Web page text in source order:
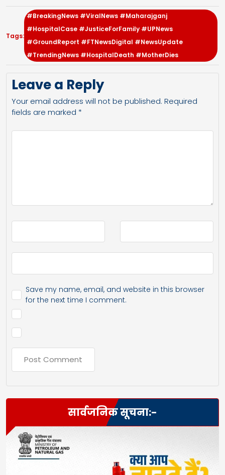
Tags:
#BreakingNews #ViralNews #Maharajganj
#HospitalCase #JusticeForFamily #UPNews
#GroundReport #FTNewsDigital #NewsUpdate
#TrendingNews #HospitalDeath #MotherDies
Leave a Reply
Your email address will not be published. Required
fields are marked *
Save my name, email, and website in this browser
for the next time I comment.
सार्वजनिक सूचना:-